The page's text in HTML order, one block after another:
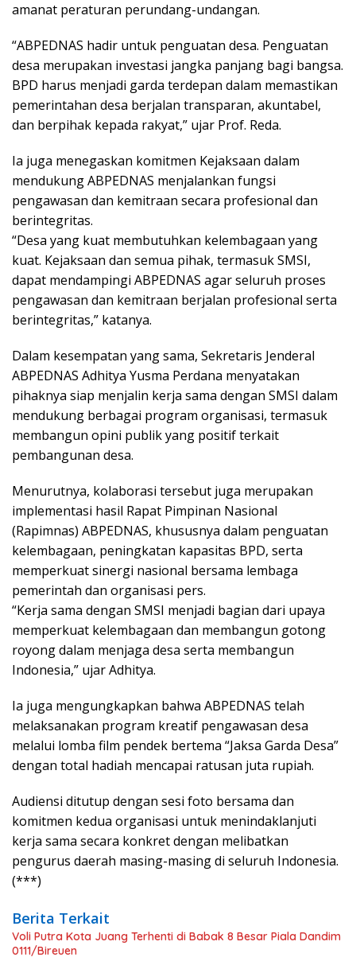
amanat peraturan perundang-undangan.
“ABPEDNAS hadir untuk penguatan desa. Penguatan
desa merupakan investasi jangka panjang bagi bangsa.
BPD harus menjadi garda terdepan dalam memastikan
pemerintahan desa berjalan transparan, akuntabel,
dan berpihak kepada rakyat,” ujar Prof. Reda.
Ia juga menegaskan komitmen Kejaksaan dalam
mendukung ABPEDNAS menjalankan fungsi
pengawasan dan kemitraan secara profesional dan
berintegritas.
“Desa yang kuat membutuhkan kelembagaan yang
kuat. Kejaksaan dan semua pihak, termasuk SMSI,
dapat mendampingi ABPEDNAS agar seluruh proses
pengawasan dan kemitraan berjalan profesional serta
berintegritas,” katanya.
Dalam kesempatan yang sama, Sekretaris Jenderal
ABPEDNAS Adhitya Yusma Perdana menyatakan
pihaknya siap menjalin kerja sama dengan SMSI dalam
mendukung berbagai program organisasi, termasuk
membangun opini publik yang positif terkait
pembangunan desa.
Menurutnya, kolaborasi tersebut juga merupakan
implementasi hasil Rapat Pimpinan Nasional
(Rapimnas) ABPEDNAS, khususnya dalam penguatan
kelembagaan, peningkatan kapasitas BPD, serta
memperkuat sinergi nasional bersama lembaga
pemerintah dan organisasi pers.
“Kerja sama dengan SMSI menjadi bagian dari upaya
memperkuat kelembagaan dan membangun gotong
royong dalam menjaga desa serta membangun
Indonesia,” ujar Adhitya.
Ia juga mengungkapkan bahwa ABPEDNAS telah
melaksanakan program kreatif pengawasan desa
melalui lomba film pendek bertema “Jaksa Garda Desa”
dengan total hadiah mencapai ratusan juta rupiah.
Audiensi ditutup dengan sesi foto bersama dan
komitmen kedua organisasi untuk menindaklanjuti
kerja sama secara konkret dengan melibatkan
pengurus daerah masing-masing di seluruh Indonesia.
(***)
Berita Terkait
Voli Putra Kota Juang Terhenti di Babak 8 Besar Piala Dandim
0111/Bireuen